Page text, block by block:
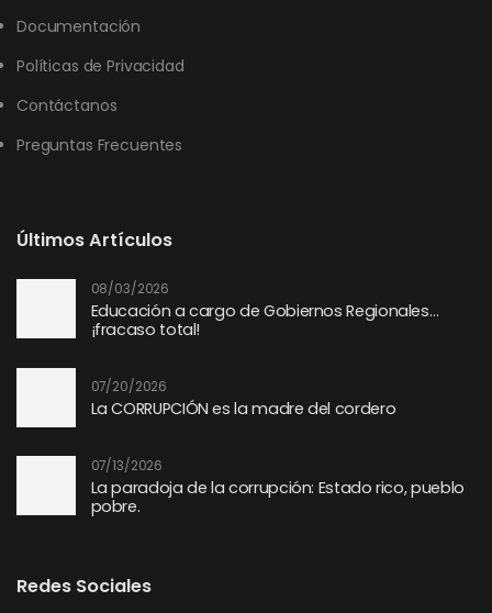
Documentación
Políticas de Privacidad
Contáctanos
Preguntas Frecuentes
Últimos Artículos
08/03/2026
Educación a cargo de Gobiernos Regionales…
¡fracaso total!
07/20/2026
La CORRUPCIÓN es la madre del cordero
07/13/2026
La paradoja de la corrupción: Estado rico, pueblo
pobre.
Redes Sociales